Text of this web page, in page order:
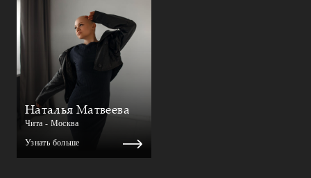
Наталья Матвеева
Чита - Москва
Узнать больше